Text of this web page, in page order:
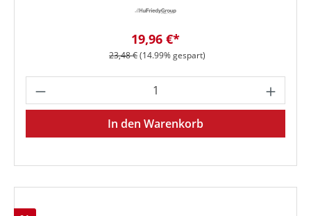
Verkaufspreis:
19,96 €*
Regulärer Preis:
23,48 €(14.99% gespart)
Produkt Anzahl: Gib den
In den Warenkorb